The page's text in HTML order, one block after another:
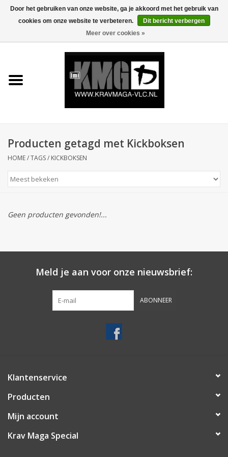
0 Artikelen - €0,00
Krav Maga Kleding
Merken
Producten getagd met Kickboksen
HOME/TAGS/ KICKBOKSEN
Geen producten gevonden!...
Meld je aan voor onze nieuwsbrief:
ABONNEER
Klantenservice
Producten
Mijn account
Krav Maga Special
Door het gebruiken van onze website, ga je akkoord met het gebruik van
cookies om onze website te verbeteren.
Dit bericht verbergen
Meer over cookies »